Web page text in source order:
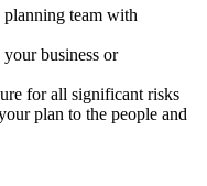
team with
business or
for all significant risks
plan to the people and